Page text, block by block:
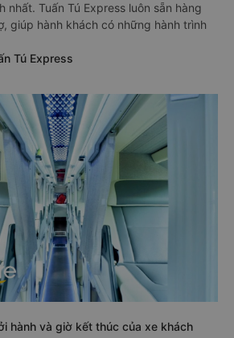
nhất. Tuấn Tú Express luôn sẵn hàng
giúp hành khách có những hành trình
Tú Express
hành và giờ kết thúc của xe khách